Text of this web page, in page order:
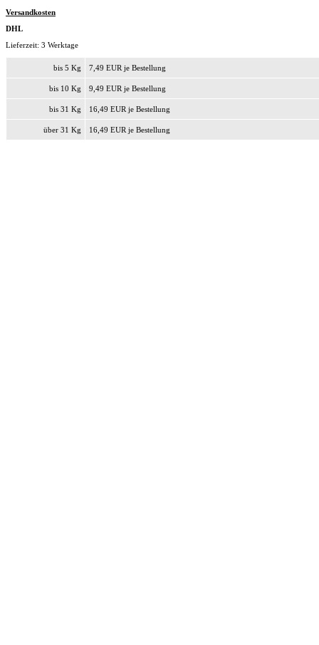
Versandkosten
DHL
Lieferzeit: 3 Werktage
bis 5 Kg 7,49 EUR je Bestellung
bis 10 Kg 9,49 EUR je Bestellung
bis 31 Kg 16,49 EUR je Bestellung
über 31 Kg 16,49 EUR je Bestellung